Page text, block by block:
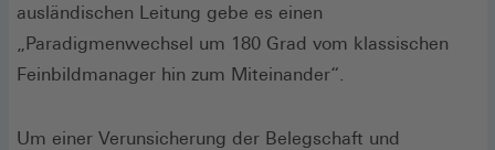
ausländischen Leitung gebe es einen
„Paradigmenwechsel um 180 Grad vom klassischen
Feinbildmanager hin zum Miteinander“.
Um einer Verunsicherung der Belegschaft und